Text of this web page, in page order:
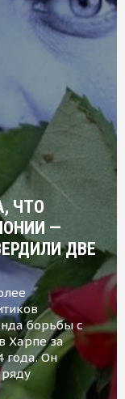
ЧТО
—
ДВЕ
борьбы с
Харпе за
года. Он